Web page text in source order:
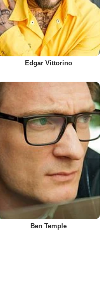
Edgar Vittorino
Ben Temple